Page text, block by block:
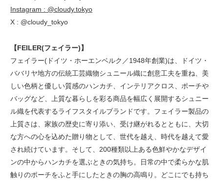
Instagram : @cloudy.tokyo
X : @cloudy_tokyo
【FEILER(フェイラー)】
フェイラー(ドイツ・ホーエンベルク／1948年創業)は、ドイツ・
ババリヤ地方の伝統工芸織物シュニール織に創意工夫を重ね、美
しい色柄と優しい質感のハンカチ、インテリアクロス、ポーチや
バッグなど、上質な暮らしを彩る商品を幅広く展開するシュニー
ル織を代表するライフスタイルブランドです。フェイラー製品の
上質さは、家族の歴史に寄り添い、受け継がれるとともに、大切
な方への心を込めた贈り物として、世代を越え、時代を越えて愛
され続けています。そして、200種類以上ある色鮮やかなデザイ
ンの中からハンカチを選ぶときの気持ち。日常の中で柔らかな肌
触りのポーチをふと手にしたときの胸の高鳴り。どこにでも持ち